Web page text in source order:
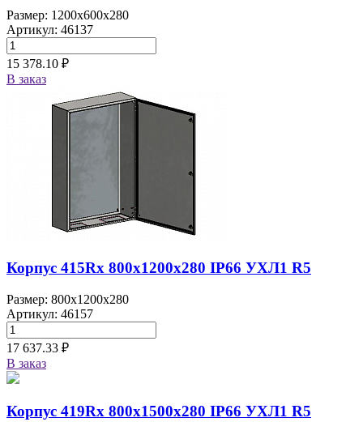
Размер: 1200x600x280
Артикул: 46137
15 378.10 ₽
В заказ
Корпус 415Rx 800х1200х280 IP66 УХЛ1 R5
Размер: 800x1200x280
Артикул: 46157
17 637.33 ₽
В заказ
Корпус 419Rx 800х1500х280 IP66 УХЛ1 R5